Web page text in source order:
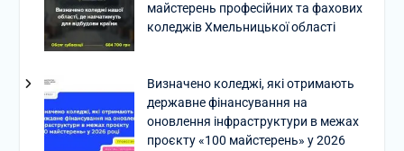
майстерень професійних та фахових
коледжів Хмельницької області
Визначено коледжі, які отримають
державне фінансування на
оновлення інфраструктури в межах
проєкту «100 майстерень» у 2026